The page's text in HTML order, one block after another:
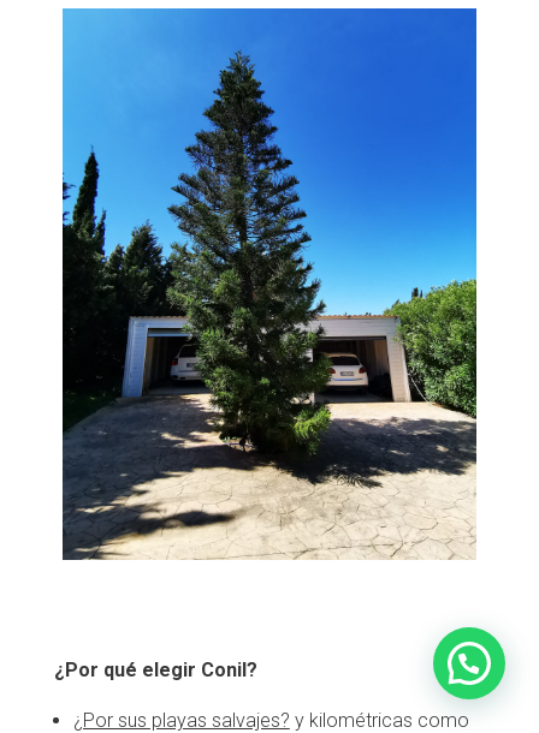
¿Por qué elegir Conil?
¿Por sus playas salvajes? y kilométricas como